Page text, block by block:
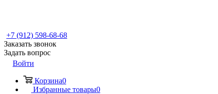
+7 (912) 598-68-68
Заказать звонок
Задать вопрос
Войти
Корзина0
Избранные товары0